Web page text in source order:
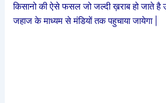
किसानो की ऐसे फसल जो जल्दी ख़राब हो जाते है
जहाज के माध्यम से मंडियों तक पहुचाया जायेगा |